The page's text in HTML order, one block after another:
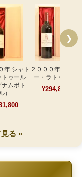
年 シャト
トゥール
ナムボト
ル）
２０００年 シャト
ー・ラトゥール
¥294,800
❯
る »